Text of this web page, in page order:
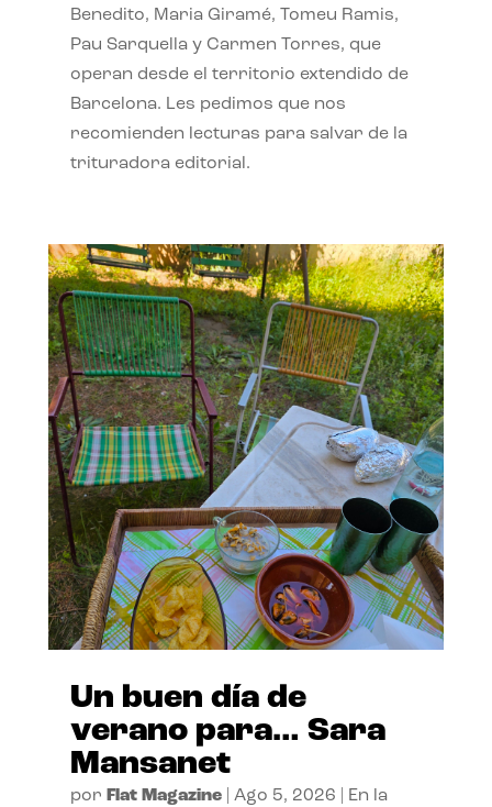
Benedito, Maria Giramé, Tomeu Ramis,
Pau Sarquella y Carmen Torres, que
operan desde el territorio extendido de
Barcelona. Les pedimos que nos
recomienden lecturas para salvar de la
trituradora editorial.
Un buen día de
verano para… Sara
Mansanet
por Flat Magazine| Ago 5, 2026
En la